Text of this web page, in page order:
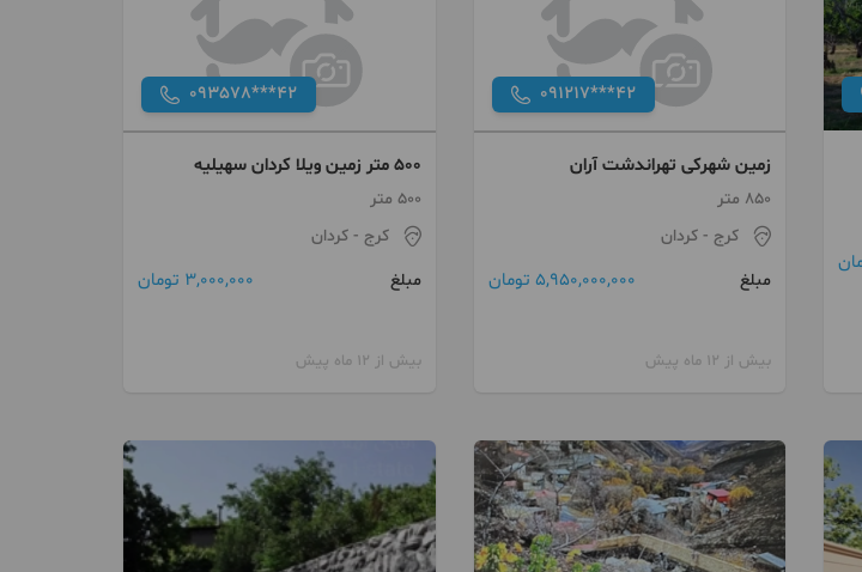
091217***42
زمین شهرکی تهراندشت آران
850 متر
کرج- کردان
مبلغ
5,950,000,000 تومان
بیش از 12 ماه پیش
093578***42
500 متر زمین ویلا کردان سهیلیه
500 متر
کرج - کردان
مبلغ
3,000,000 تومان
بیش از 12 ماه پیش